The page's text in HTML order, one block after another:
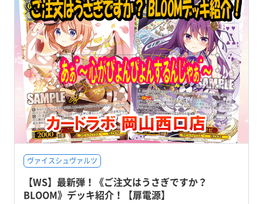
ヴァイスシュヴァルツ
【WS】最新弾！《ご注文はうさぎですか？
BLOOM》デッキ紹介！【扉電源】